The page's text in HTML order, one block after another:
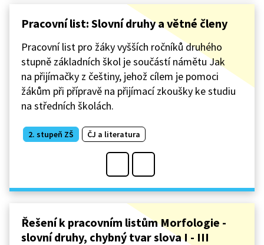
Pracovní list: Slovní druhy a větné členy
Pracovní list pro žáky vyšších ročníků druhého
stupně základních škol je součástí námětu Jak
na přijímačky z češtiny, jehož cílem je pomoci
žákům při přípravě na přijímací zkoušky ke studiu
na středních školách.
2. stupeň ZŠ ČJ a literatura
Řešení k pracovním listům Morfologie -
slovní druhy, chybný tvar slova I - III